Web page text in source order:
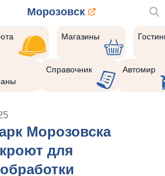
Морозовск
Магазины
Справочник Автомир
Морозовска
для